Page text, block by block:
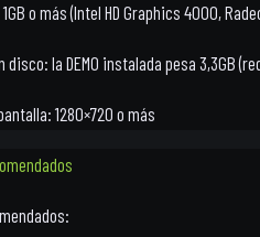
o más (Intel HD Graphics 4000,
disco: la DEMO instalada pesa 3,3GB
1280×720 o más